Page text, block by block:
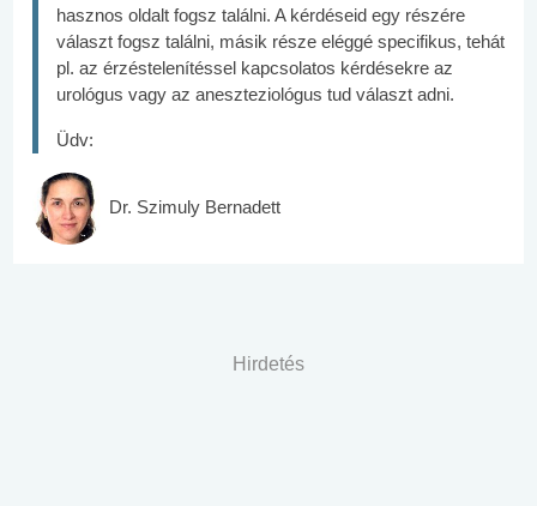
hasznos oldalt fogsz találni. A kérdéseid egy részére
választ fogsz találni, másik része eléggé specifikus, tehát
pl. az érzéstelenítéssel kapcsolatos kérdésekre az
urológus vagy az aneszteziológus tud választ adni.
Üdv:
Dr. Szimuly Bernadett
Hirdetés